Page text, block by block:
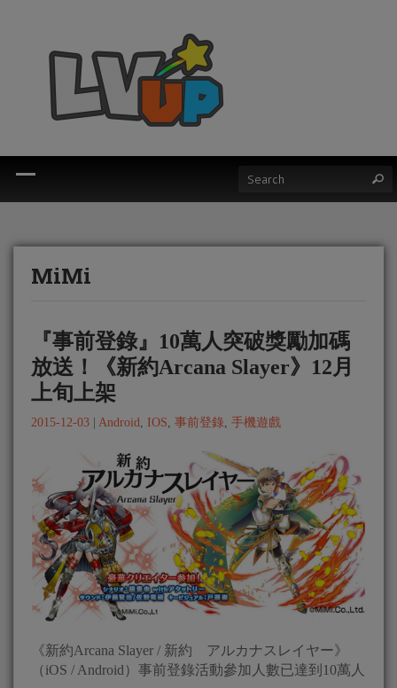
MiMi
『事前登錄』10萬人突破獎勵加碼
放送！《新約Arcana Slayer》12月
上旬上架
2015-12-03 Android, IOS, 事前登錄, 手機遊戲
《新約Arcana Slayer / 新約 アルカナスレイヤー》
（iOS / Android）事前登錄活動參加人數已達到10萬人